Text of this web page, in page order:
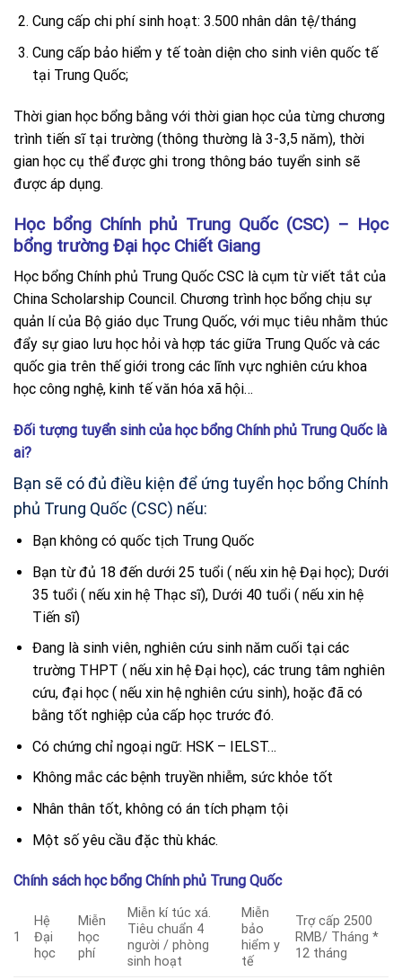
Cung cấp chi phí sinh hoạt: 3.500 nhân dân tệ/tháng
Cung cấp bảo hiểm y tế toàn diện cho sinh viên quốc tế
tại Trung Quốc;
Thời gian học bổng bằng với thời gian học của từng chương
trình tiến sĩ tại trường (thông thường là 3-3,5 năm), thời
gian học cụ thể được ghi trong thông báo tuyển sinh sẽ
được áp dụng.
Học bổng Chính phủ Trung Quốc (CSC) – Học
bổng trường Đại học Chiết Giang
Học bổng Chính phủ Trung Quốc CSC là cụm từ viết tắt của
China Scholarship Council. Chương trình học bổng chịu sự
quản lí của Bộ giáo dục Trung Quốc, với mục tiêu nhằm thúc
đẩy sự giao lưu học hỏi và hợp tác giữa Trung Quốc và các
quốc gia trên thế giới trong các lĩnh vực nghiên cứu khoa
học công nghệ, kinh tế văn hóa xã hội…
Đối tượng tuyển sinh của học bổng Chính phủ Trung Quốc là
ai?
Bạn sẽ có đủ điều kiện để ứng tuyển học bổng Chính
phủ Trung Quốc (CSC) nếu:
Bạn không có quốc tịch Trung Quốc
Bạn từ đủ 18 đến dưới 25 tuổi ( nếu xin hệ Đại học); Dưới
35 tuổi ( nếu xin hệ Thạc sĩ), Dưới 40 tuổi ( nếu xin hệ
Tiến sĩ)
Đang là sinh viên, nghiên cứu sinh năm cuối tại các
trường THPT ( nếu xin hệ Đại học), các trung tâm nghiên
cứu, đại học ( nếu xin hệ nghiên cứu sinh), hoặc đã có
bằng tốt nghiệp của cấp học trước đó.
Có chứng chỉ ngoại ngữ: HSK – IELST…
Không mắc các bệnh truyền nhiễm, sức khỏe tốt
Nhân thân tốt, không có án tích phạm tội
Một số yêu cầu đặc thù khác.
Chính sách học bổng Chính phủ Trung Quốc
1
Hệ
Đại
học
Miễn
học
phí
Miễn kí túc xá.
Tiêu chuẩn 4
người / phòng
sinh hoạt
Miễn
bảo
hiểm y
tế
Trợ cấp 2500
RMB/ Tháng *
12 tháng